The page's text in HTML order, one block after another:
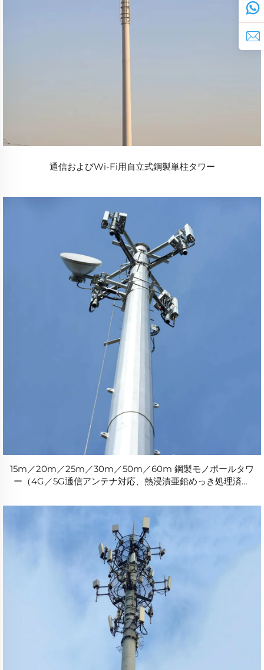
通信およびWi-Fi用自立式鋼製単柱タワー
15m／20m／25m／30m／50m／60m 鋼製モノポールタワ
ー（4G／5G通信アンテナ対応、熱浸漬亜鉛めっき処理済み